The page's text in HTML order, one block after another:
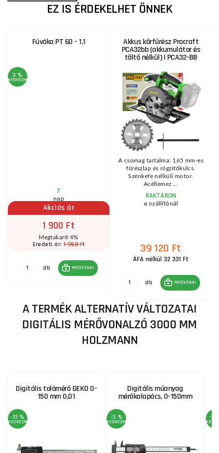
EZ IS ÉRDEKELHET ÖNNEK
Fúvóka PT 60 - 1,1
3 %
KEDVEZMÉNY
7
nap
Akciós ár
1 900 Ft
Megtakarít 4%
Eredeti ár:1 960 Ft
db MEGVENNI
Akkus körfűrész Procraft
PCA32bb (akkumulátor és
töltő nélkül) | PCA32-BB
A csomag tartalma: 165 mm-es
fűrészlap és rögzítőkulcs.
Szénkefe nélküli motor.
Acéllemez ...
RAKTÁRON
a szállítónál
39 120 Ft
ÁFA nélkül 32 331 Ft
db MEGVENNI
A TERMÉK ALTERNATÍV VÁLTOZATAI
DIGITÁLIS MÉRŐVONALZÓ 3000 MM
HOLZMANN
Digitális tolómérő GEKO 0-
150 mm 0,01
-21 %
KEDVEZMÉNY
Digitális műanyag
mérőkalapács, 0-150mm
-3 %
KEDVEZMÉNY
-3